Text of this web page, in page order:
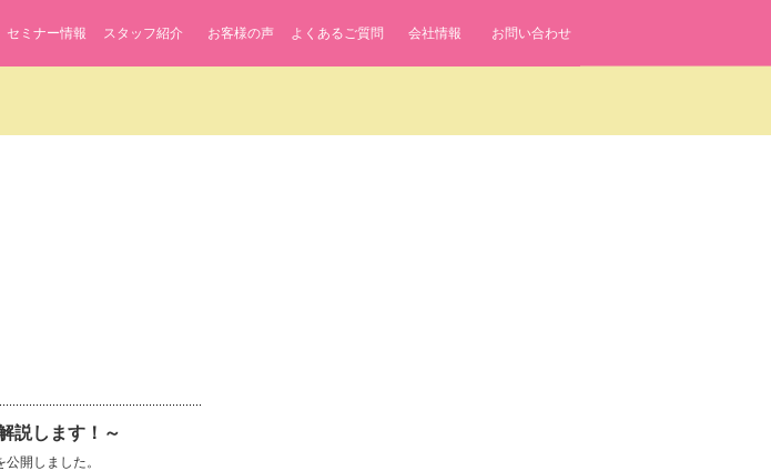
セミナー情報 スタッフ紹介 お客様の声 よくあるご質問 会社情報 お問い合わせ
説します！～
開しました。